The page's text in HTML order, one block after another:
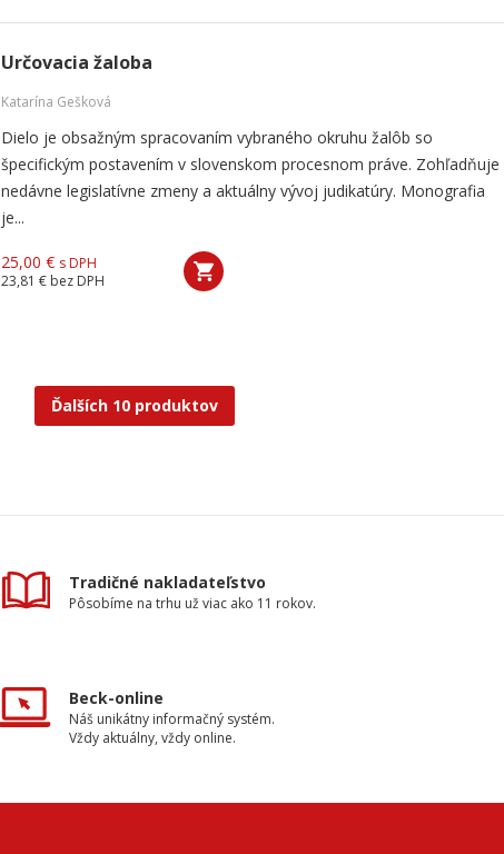
Určovacia žaloba
Katarína Gešková
Dielo je obsažným spracovaním vybraného okruhu žalôb so
špecifickým postavením v slovenskom procesnom práve. Zohľadňuje
nedávne legislatívne zmeny a aktuálny vývoj judikatúry. Monografia
je...
25,00 € s DPH
23,81 € bez DPH
Ďalších 10 produktov
Tradičné nakladateľstvo
Pôsobíme na trhu už viac ako 11 rokov.
Beck-online
Náš unikátny informačný systém.
Vždy aktuálny, vždy online.